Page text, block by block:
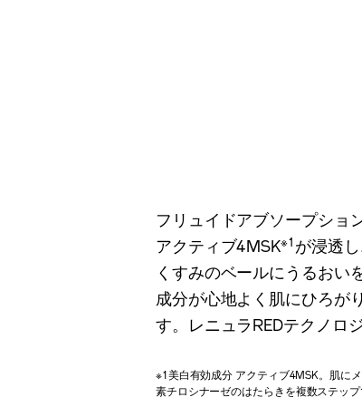
フリュイドアブソープショ
アクティブ4MSK※1 が浸透
くすみのベールにうるおい
成分が心地よく肌にひろが
す。レニュラREDテクノロ
※1美白有効成分 アクティブ4MSK。肌に
素チロシナーゼのはたらきを複数ステッ